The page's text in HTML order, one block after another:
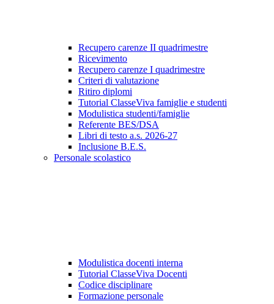
Recupero carenze II quadrimestre
Ricevimento
Recupero carenze I quadrimestre
Criteri di valutazione
Ritiro diplomi
Tutorial ClasseViva famiglie e studenti
Modulistica studenti/famiglie
Referente BES/DSA
Libri di testo a.s. 2026-27
Inclusione B.E.S.
Personale scolastico
Modulistica docenti interna
Tutorial ClasseViva Docenti
Codice disciplinare
Formazione personale